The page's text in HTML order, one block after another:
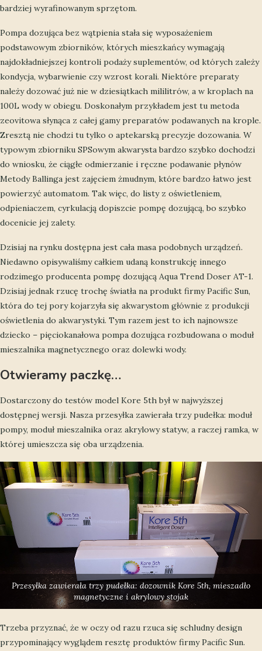
bardziej wyrafinowanym sprzętom.
Pompa dozująca bez wątpienia stała się wyposażeniem
podstawowym zbiorników, których mieszkańcy wymagają
najdokładniejszej kontroli podaży suplementów, od których zależy
kondycja, wybarwienie czy wzrost korali. Niektóre preparaty
należy dozować już nie w dziesiątkach mililitrów, a w kroplach na
100L wody w obiegu. Doskonałym przykładem jest tu metoda
zeovitowa słynąca z całej gamy preparatów podawanych na krople.
Zresztą nie chodzi tu tylko o aptekarską precyzje dozowania. W
typowym zbiorniku SPSowym akwarysta bardzo szybko dochodzi
do wniosku, że ciągłe odmierzanie i ręczne podawanie płynów
Metody Ballinga jest zajęciem żmudnym, które bardzo łatwo jest
powierzyć automatom. Tak więc, do listy z oświetleniem,
odpieniaczem, cyrkulacją dopiszcie pompę dozującą, bo szybko
docenicie jej zalety.
Dzisiaj na rynku dostępna jest cała masa podobnych urządzeń.
Niedawno opisywaliśmy całkiem udaną konstrukcję innego
rodzimego producenta pompę dozującą Aqua Trend Doser AT-1.
Dzisiaj jednak rzucę trochę światła na produkt firmy Pacific Sun,
która do tej pory kojarzyła się akwarystom głównie z produkcji
oświetlenia do akwarystyki. Tym razem jest to ich najnowsze
dziecko – pięciokanałowa pompa dozująca rozbudowana o moduł
mieszalnika magnetycznego oraz dolewki wody.
Otwieramy paczkę…
Dostarczony do testów model Kore 5th był w najwyższej
dostępnej wersji. Nasza przesyłka zawierała trzy pudełka: moduł
pompy, moduł mieszalnika oraz akrylowy statyw, a raczej ramka, w
której umieszcza się oba urządzenia.
Przesyłka zawierała trzy pudełka: dozownik Kore 5th, mieszadło
magnetyczne i akrylowy stojak
Trzeba przyznać, że w oczy od razu rzuca się schludny design
przypominający wyglądem resztę produktów firmy Pacific Sun.